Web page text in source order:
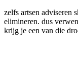
zelfs artsen adviseren
elimineren. dus
krijg je een van die